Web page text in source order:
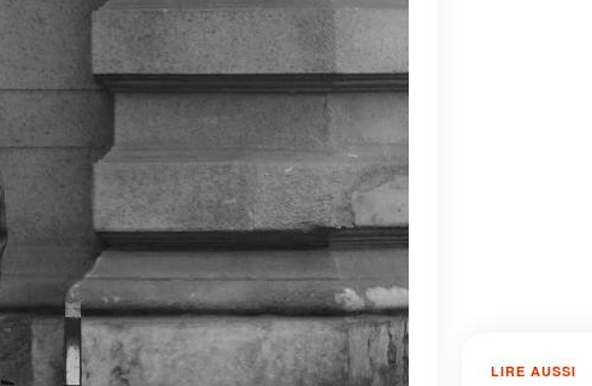
LIRE AUSSI